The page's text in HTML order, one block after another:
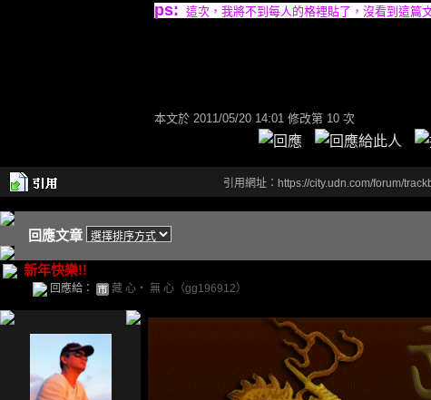
ps: 這次，我將不到每人的格裡貼了，沒看到這篇
本文於 2011/05/20 14:01 修改第 10 次
引用網址：https://city.udn.com/forum/
回應文章
新年快樂!!
回應給： 藏 心‧ 無 心（gg196912）